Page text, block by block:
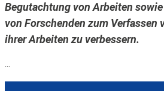
Begutachtung von Arbeiten
von Forschenden zum Verfassen
ihrer Arbeiten zu verbessern.
...